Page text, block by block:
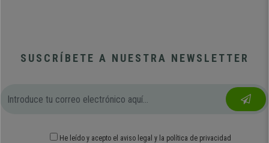
SUSCRÍBETE A NUESTRA NEWSLETTER
He leído y acepto el aviso legal y la política de privacidad